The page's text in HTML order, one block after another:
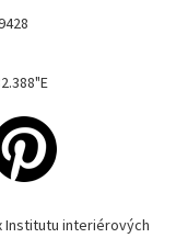
Institutu interiérových